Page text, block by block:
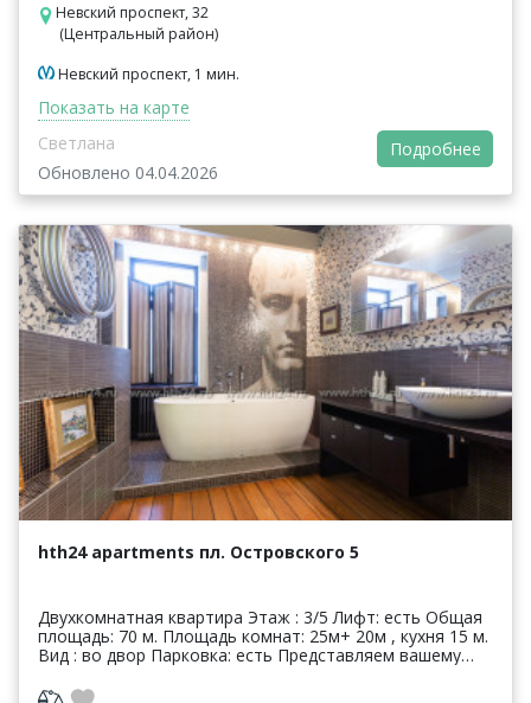
Невский проспект, 32
(Центральный район)
Невский проспект, 1 мин.
Показать на карте
Светлана
Обновлено 04.04.2026
Подробнее
hth24 apartments пл. Островского 5
Двухкомнатная квартира Этаж : 3/5 Лифт: есть Общая
площадь: 70 м. Площадь комнат: 25м+ 20м , кухня 15 м.
Вид : во двор Парковка: есть Представляем вашему